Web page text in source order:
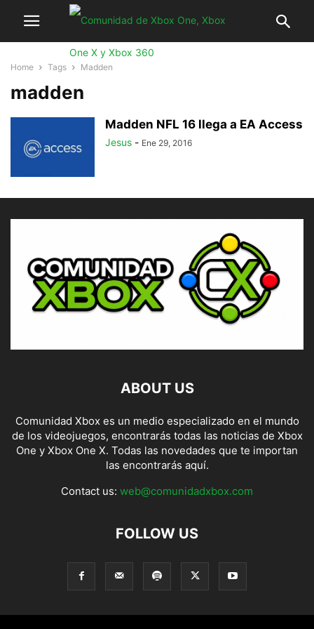
Home Tags Madden
madden
Madden NFL 16 llega a EA Access
Jesus - Ene 29, 2016
ABOUT US
Comunidad Xbox es un medio especializado en el mundo
de los videojuegos, encontrarás todas las noticias de Xbox
One y Xbox One X. Todas las novedades que te importan
las encontrarás aquí.
Contact us: web@comunidadxbox.com
FOLLOW US